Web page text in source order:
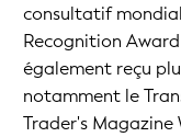
consultatif
Recognition
également reçu
notamment le
Trader's Magazine